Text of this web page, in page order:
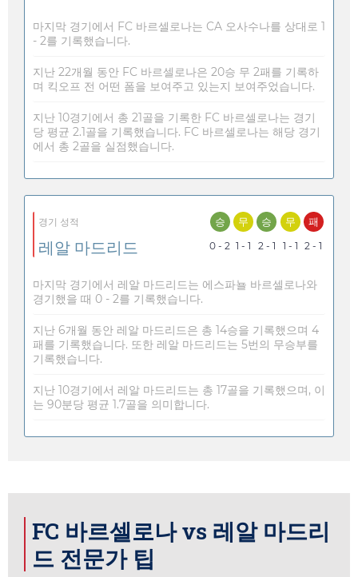
마지막 경기에서 FC 바르셀로나는 CA 오사수나를 상대로 1
- 2를 기록했습니다.
지난 22개월 동안 FC 바르셀로나은 20승 무 2패를 기록하
며 킥오프 전 어떤 폼을 보여주고 있는지 보여주었습니다.
지난 10경기에서 총 21골을 기록한 FC 바르셀로나는 경기
당 평균 2.1골을 기록했습니다. FC 바르셀로나는 해당 경기
에서 총 2골을 실점했습니다.
경기 성적
레알 마드리드
승
0 - 2
무
1 - 1
승
2 - 1
무
1 - 1
패
2 - 1
마지막 경기에서 레알 마드리드는 에스파뇰 바르셀로나와
경기했을 때 0 - 2를 기록했습니다.
지난 6개월 동안 레알 마드리드은 총 14승을 기록했으며 4
패를 기록했습니다. 또한 레알 마드리드는 5번의 무승부를
기록했습니다.
지난 10경기에서 레알 마드리드는 총 17골을 기록했으며, 이
는 90분당 평균 1.7골을 의미합니다.
FC 바르셀로나 vs 레알 마드리
드 전문가 팁